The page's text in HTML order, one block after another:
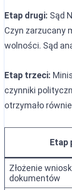
Etap drugi: Sąd
Czyn zarzucany
wolności. Sąd
Etap trzeci:
czynniki
otrzymało
Etap
Złożenie
dokumentów